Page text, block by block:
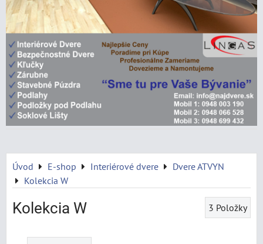
Úvod E-shop Interiérové dvere
Dvere ATVYN
Kolekcia W
Kolekcia W 3 Položky